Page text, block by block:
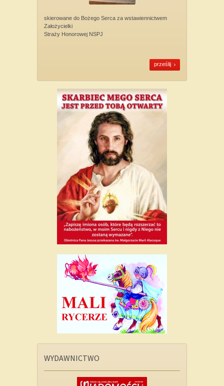
skierowane do Bożego Serca za wstawiennictwem
Założycielki
Straży Honorowej NSPJ
prześlij
WYDAWNICTWO